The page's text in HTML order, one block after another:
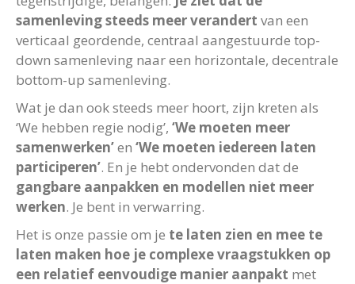
samenleving steeds meer verandert van een
verticaal geordende, centraal aangestuurde top-
down samenleving naar een horizontale, decentrale
bottom-up samenleving.
Wat je dan ook steeds meer hoort, zijn kreten als
‘We hebben regie nodig’, ‘We moeten meer
samenwerken’en ‘We moeten iedereen laten
participeren’. En je hebt ondervonden dat de
gangbare aanpakken en modellen niet meer
werken. Je bent in verwarring.
Het is onze passie om je te laten zien en mee te
laten maken hoe je complexe vraagstukken op
een relatief eenvoudige manier aanpakt met